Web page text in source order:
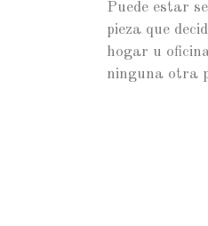
Puede estar
pieza que
hogar u
ninguna otra